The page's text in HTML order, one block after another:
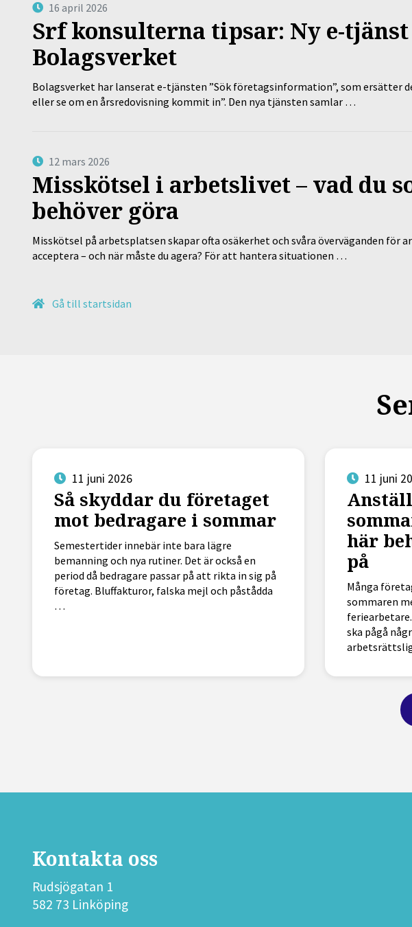
16 april 2026
Srf konsulterna tipsar: Ny e-tjänst
Bolagsverket
Bolagsverket har lanserat e-tjänsten ”Sök företagsinformation”, som ersätter
eller se om en årsredovisning kommit in”. Den nya tjänsten samlar …
12 mars 2026
Misskötsel i arbetslivet – vad du
behöver göra
Misskötsel på arbetsplatsen skapar ofta osäkerhet och svåra överväganden för
acceptera – och när måste du agera? För att hantera situationen …
Gå till startsidan
11 juni 2026
Så skyddar du företaget
mot bedragare i sommar
Semestertider innebär inte bara lägre
bemanning och nya rutiner. Det är också en
period då bedragare passar på att rikta in sig på
företag. Bluffakturor, falska mejl och påstådda
…
11 juni
här
på
Många
sommaren
ska pågå
Kontakta oss
Rudsjögatan 1
582 73 Linköping